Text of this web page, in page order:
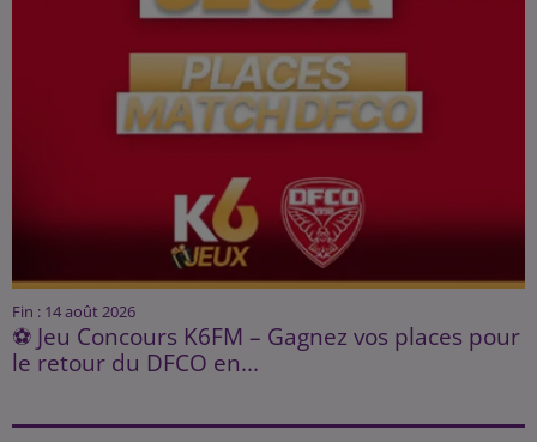
Fin : 14 août 2026
⚽ Jeu Concours K6FM – Gagnez vos places pour
le retour du DFCO en...